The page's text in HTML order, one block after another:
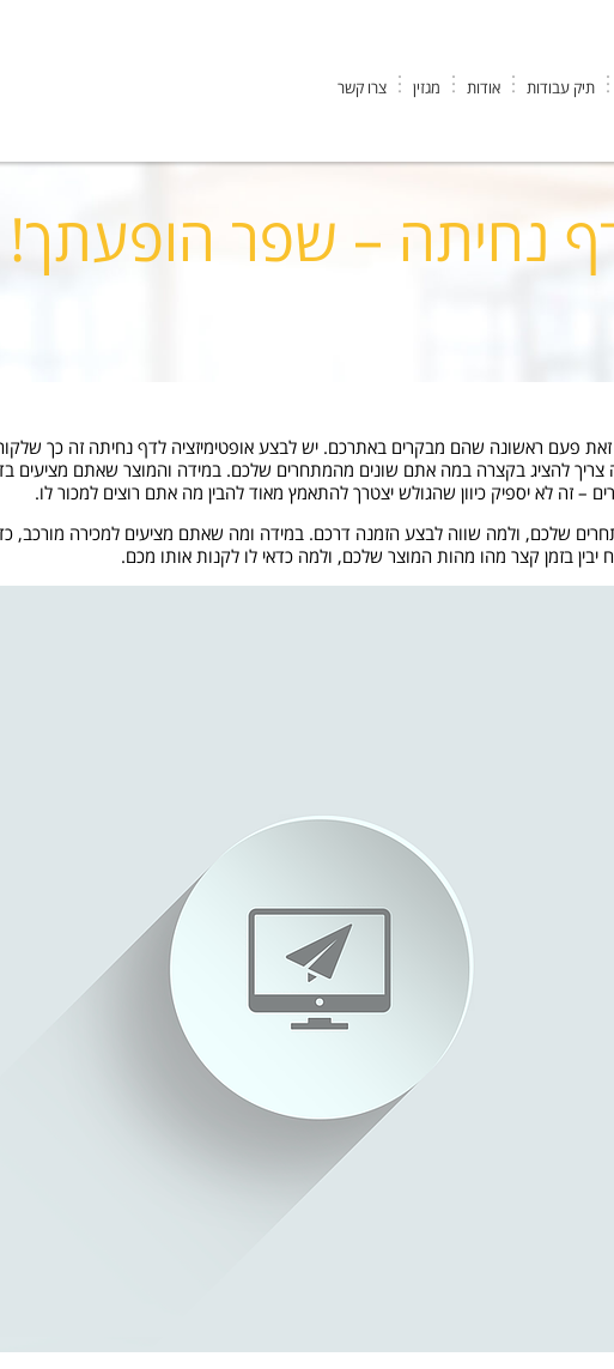
תיק עבודות אודות מגזין צרו קשר
נחיתה – שפר הופעתך!
פעם ראשונה שהם מבקרים באתרכם. יש לבצע אופטימיזציה לדף נחיתה זה כך
להציג בקצרה במה אתם שונים מהמתחרים שלכם. במידה והמוצר שאתם מציעים
שלכם, ולמה שווה לבצע הזמנה דרכם. במידה ומה שאתם מציעים למכירה מורכב,